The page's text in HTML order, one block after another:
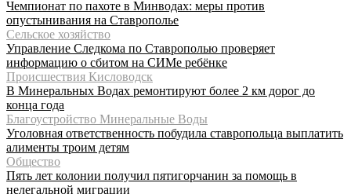
Чемпионат по пахоте в Минводах: меры против
опустынивания на Ставрополье
Сельское хозяйство
Управление Следкома по Ставрополью проверяет
информацию о сбитом на СИМе ребёнке
Происшествия Кисловодск
В Минеральных Водах ремонтируют более 2 км дорог до
конца года
Благоустройство Минеральные Воды
Уголовная ответственность побудила ставропольца выплатить
алименты троим детям
Общество
Пять лет колонии получил пятигорчанин за помощь в
нелегальной миграции